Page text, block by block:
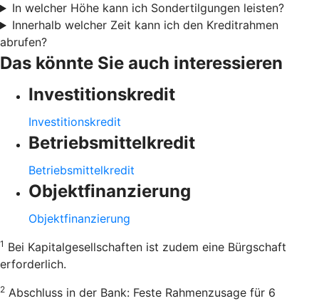
In welcher Höhe kann ich Sondertilgungen leisten?
Innerhalb welcher Zeit kann ich den Kreditrahmen
abrufen?
Das könnte Sie auch interessieren
Investitionskredit
Investitionskredit
Betriebsmittelkredit
Betriebsmittelkredit
Objektfinanzierung
Objektfinanzierung
1 Bei Kapitalgesellschaften ist zudem eine Bürgschaft
erforderlich.
2 Abschluss in der Bank: Feste Rahmenzusage für 6